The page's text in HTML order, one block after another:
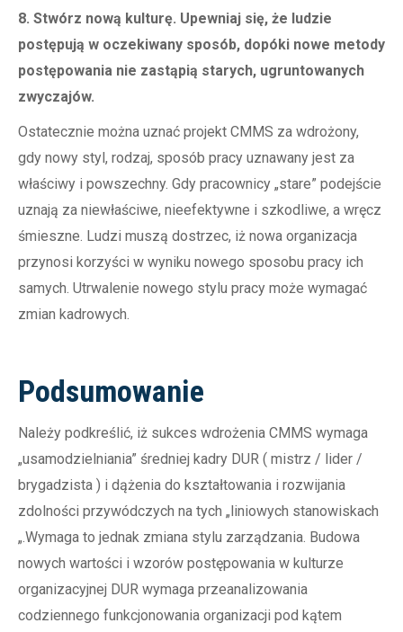
8. Stwórz nową kulturę. Upewniaj się, że ludzie
postępują w oczekiwany sposób, dopóki nowe metody
postępowania nie zastąpią starych, ugruntowanych
zwyczajów.
Ostatecznie można uznać projekt CMMS za wdrożony,
gdy nowy styl, rodzaj, sposób pracy uznawany jest za
właściwy i powszechny. Gdy pracownicy „stare” podejście
uznają za niewłaściwe, nieefektywne i szkodliwe, a wręcz
śmieszne. Ludzi muszą dostrzec, iż nowa organizacja
przynosi korzyści w wyniku nowego sposobu pracy ich
samych. Utrwalenie nowego stylu pracy może wymagać
zmian kadrowych.
Podsumowanie
Należy podkreślić, iż sukces wdrożenia CMMS wymaga
„usamodzielniania” średniej kadry DUR ( mistrz / lider /
brygadzista ) i dążenia do kształtowania i rozwijania
zdolności przywódczych na tych „liniowych stanowiskach
„.Wymaga to jednak zmiana stylu zarządzania. Budowa
nowych wartości i wzorów postępowania w kulturze
organizacyjnej DUR wymaga przeanalizowania
codziennego funkcjonowania organizacji pod kątem